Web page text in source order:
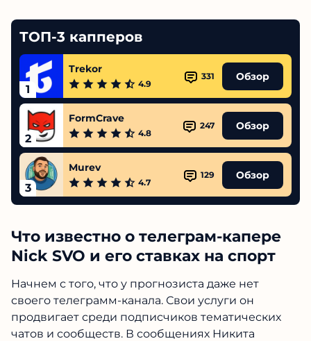
ТОП-3 капперов
1
Trekor
4.9
331 Обзор
2
FormCrave
4.8
247 Обзор
3
Murev
4.7
129 Обзор
Что известно о телеграм-капере
Nick SVO и его ставках на спорт
Начнем с того, что у прогнозиста даже нет
своего телеграмм-канала. Свои услуги он
продвигает среди подписчиков тематических
чатов и сообществ. В сообщениях Никита